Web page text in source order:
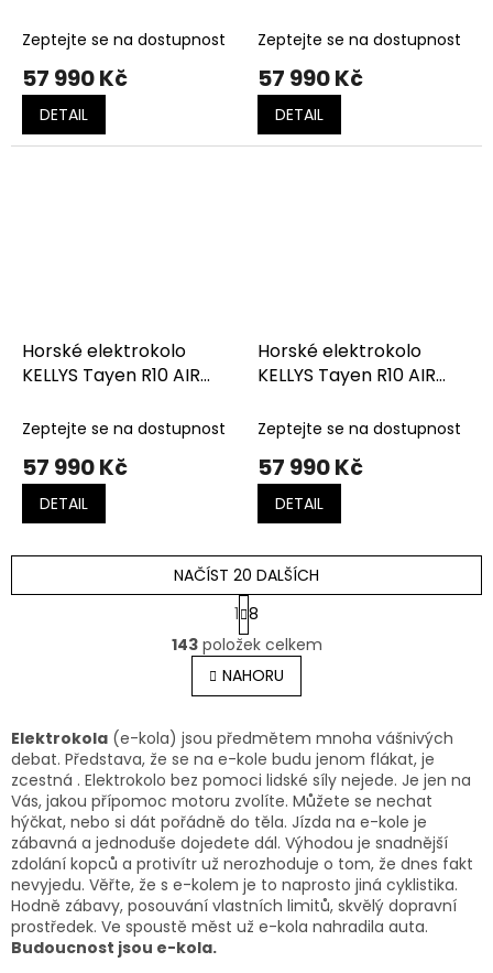
Zeptejte se na dostupnost
57 990 Kč
DETAIL
Zeptejte se na dostupnost
57 990 Kč
DETAIL
Horské elektrokolo
KELLYS Tayen R10 AIR
Zeptejte se na dostupnost
57 990 Kč
DETAIL
Horské elektrokolo
KELLYS Tayen R10 AIR
Zeptejte se na dostupnost
57 990 Kč
DETAIL
O
v
l
á
a
c
í
p
r
v
k
y
v
ý
NAČÍST 20 DALŠÍCH
S
t
r
á
n
k
v
á
n
í
1 8
143položek celkem
NAHORU
Elektrokola (e-kola) jsou předmětem mnoha vášnivých
debat. Představa, že se na e-kole budu jenom flákat, je
zcestná . Elektrokolo bez pomoci lidské síly nejede. Je jen na
Vás, jakou přípomoc motoru zvolíte. Můžete se nechat
hýčkat, nebo si dát pořádně do těla. Jízda na e-kole je
zábavná a jednoduše dojedete dál. Výhodou je snadnější
zdolání kopců a protivítr už nerozhoduje o tom, že dnes fakt
nevyjedu. Věřte, že s e-kolem je to naprosto jiná cyklistika.
Hodně zábavy, posouvání vlastních limitů, skvělý dopravní
prostředek. Ve spoustě měst už e-kola nahradila auta.
Budoucnost jsou e-kola.